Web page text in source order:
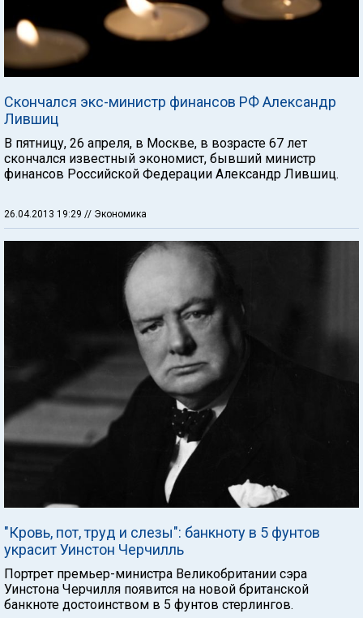
Скончался экс-министр финансов РФ Александр
Лившиц
В пятницу, 26 апреля, в Москве, в возрасте 67 лет
скончался известный экономист, бывший министр
финансов Российской Федерации Александр Лившиц.
26.04.2013 19:29 // Экономика
"Кровь, пот, труд и слезы": банкноту в 5 фунтов
украсит Уинстон Черчилль
Портрет премьер-министра Великобритании сэра
Уинстона Черчилля появится на новой британской
банкноте достоинством в 5 фунтов стерлингов.